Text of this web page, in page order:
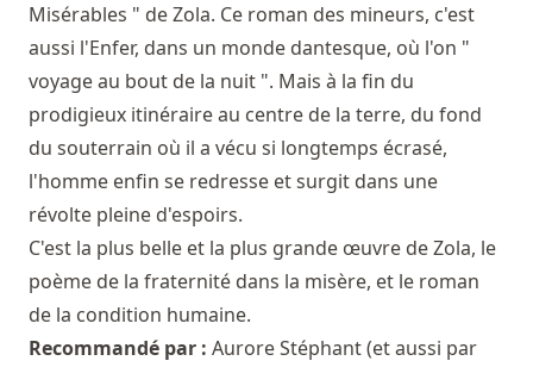
Misérables " de Zola. Ce roman des mineurs, c'est
aussi l'Enfer, dans un monde dantesque, où l'on "
voyage au bout de la nuit ". Mais à la fin du
prodigieux itinéraire au centre de la terre, du fond
du souterrain où il a vécu si longtemps écrasé,
l'homme enfin se redresse et surgit dans une
révolte pleine d'espoirs.
C'est la plus belle et la plus grande œuvre de Zola, le
poème de la fraternité dans la misère, et le roman
de la condition humaine.
Recommandé par : Aurore Stéphant(et aussi par